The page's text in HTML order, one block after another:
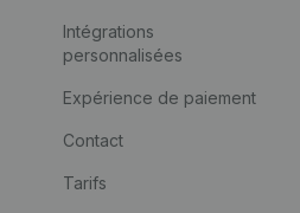
Intégrations
personnalisées
Expérience de paiement
Contact
Tarifs